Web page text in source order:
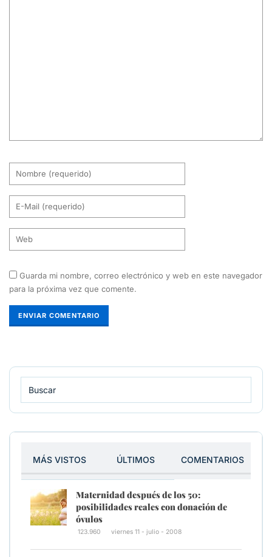
Guarda mi nombre, correo electrónico y web en este navegador
para la próxima vez que comente.
MÁS VISTOS ÚLTIMOS COMENTARIOS
Maternidad después de los 50:
posibilidades reales con donación de
óvulos
123.960 viernes 11 - julio - 2008